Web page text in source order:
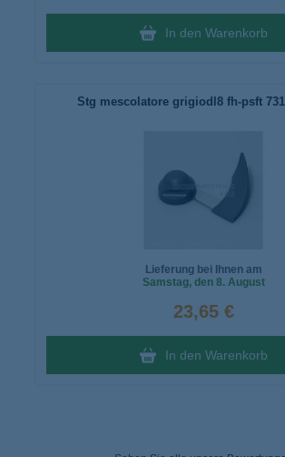
In den Warenkorb
Stg mescolatore grigiodl8 fh-psft
Lieferung bei Ihnen am
Samstag, den 8. August
23,65 €
In den Warenkorb